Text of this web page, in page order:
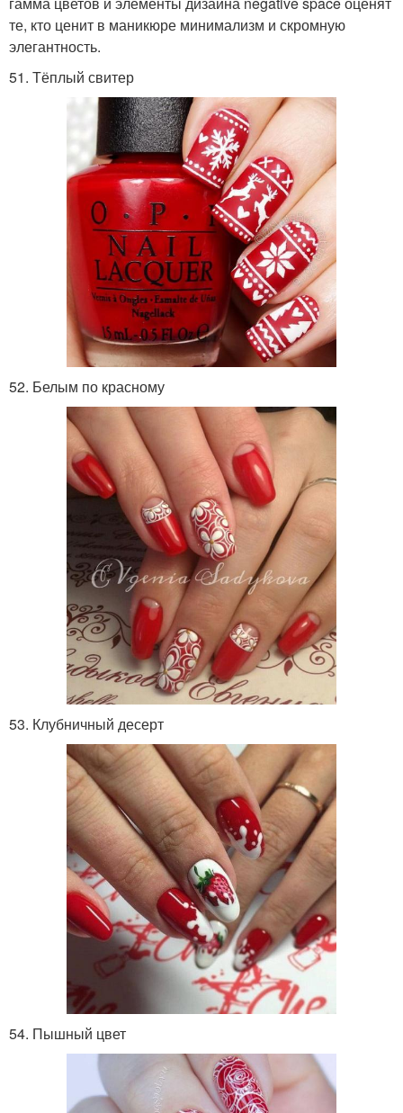
те, кто ценит в маникюре минимализм и скромную
элегантность.
51. Тёплый свитер
52. Белым по красному
53. Клубничный десерт
54. Пышный цвет